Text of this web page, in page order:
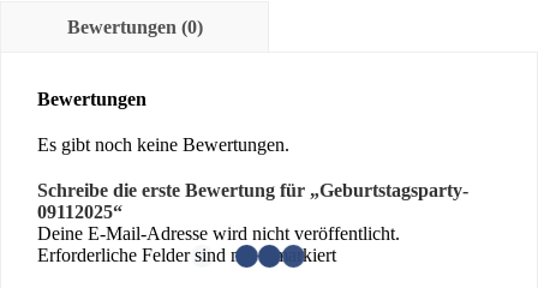
Bewertungen (0)
Bewertungen
Es gibt noch keine Bewertungen.
Schreibe die erste Bewertung für „Geburtstagsparty-
09112025“
Deine E-Mail-Adresse wird nicht veröffentlicht.
Erforderliche Felder sind mit* markiert